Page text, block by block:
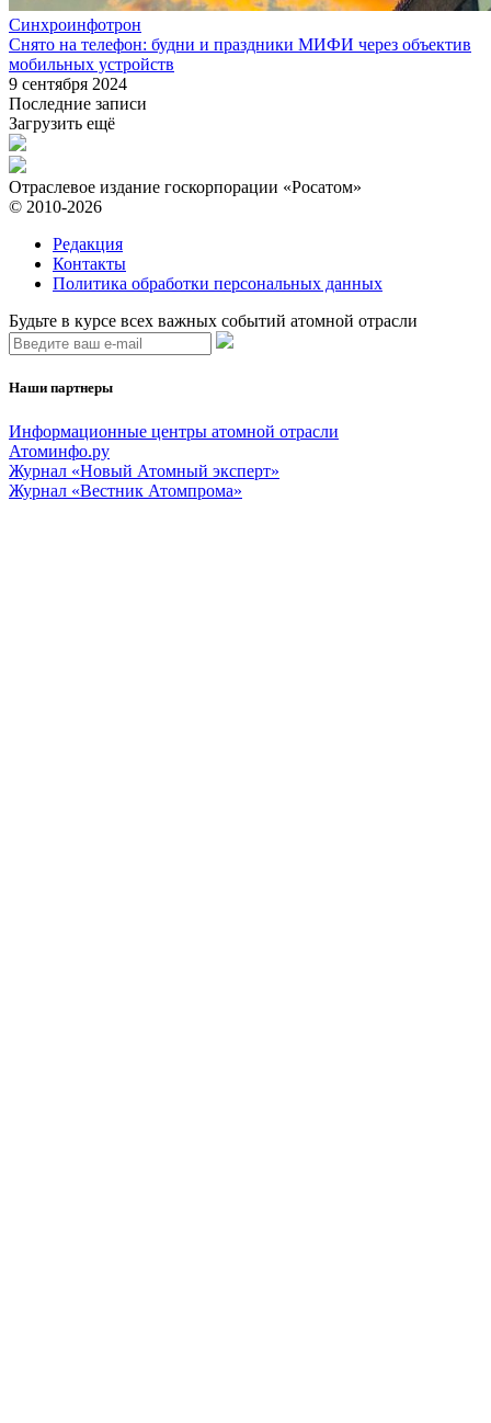
Синхроинфотрон
Снято на телефон: будни и праздники МИФИ через объектив
мобильных устройств
9 сентября 2024
Последние записи
Загрузить ещё
Отраслевое издание госкорпорации «Росатом»
© 2010-2026
Редакция
Контакты
Политика обработки персональных данных
Будьте в курсе всех важных событий атомной отрасли
Наши партнеры
Информационные центры атомной отрасли
Атоминфо.ру
Журнал «Новый Атомный эксперт»
Журнал «Вестник Атомпрома»